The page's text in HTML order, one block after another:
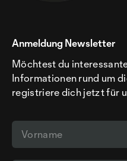
Anmeldung Newsletter
Möchtest du
Informationen rund um
registriere dich jetzt für